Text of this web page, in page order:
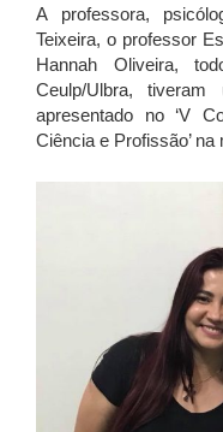
A professora,
Teixeira, o professor
Hannah Oliveira,
Ceulp/Ulbra,
apresentado no ‘V
Ciência e Profissão’